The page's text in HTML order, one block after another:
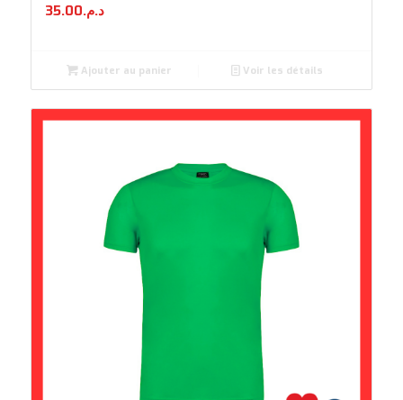
د.م.35.00
Ajouter au panier Voir les détails